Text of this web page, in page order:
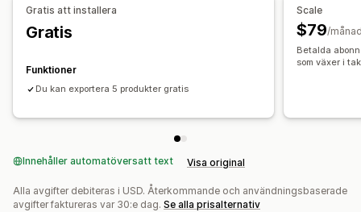
Synkronisera data automatiskt
Flera butiker
Gratis att installera
Gratis
Funktioner
Du kan exportera 5 produkter gratis
Scale
$79/
Betalda
som växer i
Innehåller automatöversatt text Visa original
Alla avgifter debiteras i USD. Återkommande och användningsbaserade
avgifter faktureras var 30:e dag. Se alla prisalternativ